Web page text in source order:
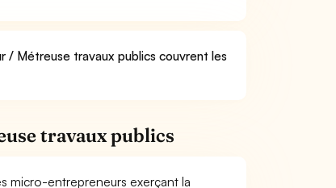
/ Métreuse travaux publics couvrent les
travaux publics
micro-entrepreneurs exerçant la